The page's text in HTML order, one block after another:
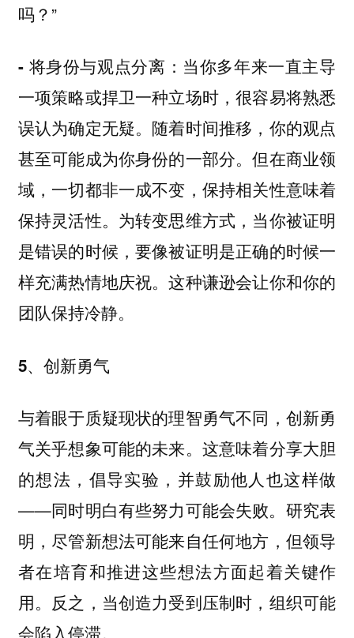
吗？”
- 将身份与观点分离： 当你多年来一直主导
一项策略或捍卫一种立场时，很容易将熟悉
误认为确定无疑。随着时间推移，你的观点
甚至可能成为你身份的一部分。但在商业领
域，一切都非一成不变，保持相关性意味着
保持灵活性。为转变思维方式，当你被证明
是错误的时候，要像被证明是正确的时候一
样充满热情地庆祝。这种谦逊会让你和你的
团队保持冷静。
5、创新勇气
与着眼于质疑现状的理智勇气不同，创新勇
气关乎想象可能的未来。这意味着分享大胆
的想法，倡导实验，并鼓励他人也这样做
——同时明白有些努力可能会失败。研究表
明，尽管新想法可能来自任何地方，但领导
者在培育和推进这些想法方面起着关键作
用。反之，当创造力受到压制时，组织可能
会陷入停滞。